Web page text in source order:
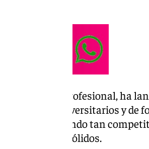
al ámbito profesional, ha
como universitarios y de
en un mundo tan
principios sólidos.